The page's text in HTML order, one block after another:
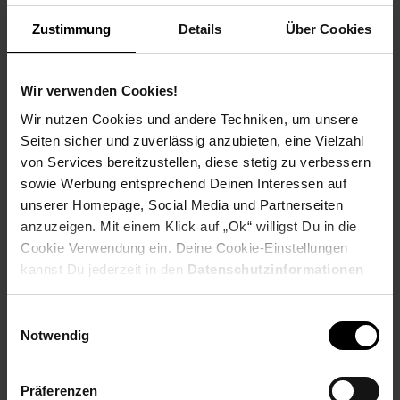
Zustimmung Details Über Cookies
Wir verwenden Cookies!
Wir nutzen Cookies und andere Techniken, um unsere
Seiten sicher und zuverlässig anzubieten, eine Vielzahl
von Services bereitzustellen, diese stetig zu verbessern
sowie Werbung entsprechend Deinen Interessen auf
unserer Homepage, Social Media und Partnerseiten
anzuzeigen. Mit einem Klick auf „Ok“ willigst Du in die
Cookie Verwendung ein. Deine Cookie-Einstellungen
kannst Du jederzeit in den Datenschutzinformationen
ändern bzw. widerrufen.
Notwendig
Präferenzen
Weitere Informationen
Beginn: August/September
Ausbildungsbeginn
Schulabschluss: gute mittlere Reife oder
Fachhochschulreife, Allgemeine
Hochschulreife
Bewerben per Formular